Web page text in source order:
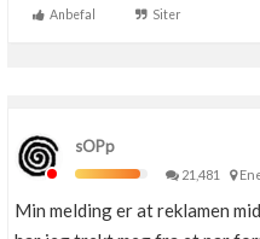
Anbefal Siter
sOPp
21,481
Min melding er at reklamen